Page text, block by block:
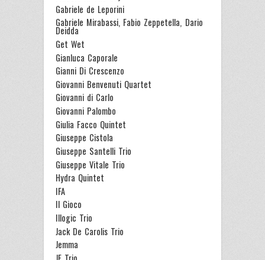
Gabriele de Leporini
Gabriele Mirabassi, Fabio Zeppetella, Dario
Deidda
Get Wet
Gianluca Caporale
Gianni Di Crescenzo
Giovanni Benvenuti Quartet
Giovanni di Carlo
Giovanni Palombo
Giulia Facco Quintet
Giuseppe Cistola
Giuseppe Santelli Trio
Giuseppe Vitale Trio
Hydra Quintet
IFA
Il Gioco
Illogic Trio
Jack De Carolis Trio
Jemma